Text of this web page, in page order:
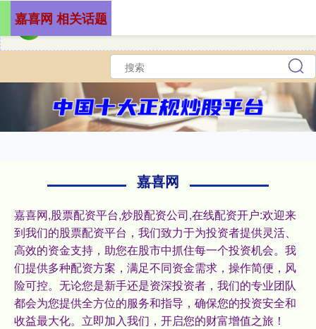
嘉喜网
嘉喜网,股票配资平台,炒股配资公司,在线配资开户:欢迎来
到我们的股票配资平台，我们致力于为投资者提供灵活、
高效的资金支持，助您在股市中抓住每一个投资机会。我
们提供多种配资方案，满足不同资金需求，操作简便，风
险可控。无论您是新手还是资深投资者，我们的专业团队
都会为您提供全方位的服务和指导，确保您的投资安全和
收益最大化。立即加入我们，开启您的财富增值之旅！
嘉喜网 相关话题